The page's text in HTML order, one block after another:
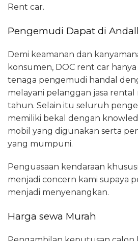
Rent car.
Pengemudi Dapat di
Demi keamanan dan
konsumen, DOC rent car
tenaga pengemudi handal
melayani pelanggan jasa rental
tahun. Selain itu seluruh
memiliki bekal dengan
mobil yang digunakan serta
yang mumpuni.
Penguasaan kendaraan
menjadi concern kami supaya
menjadi menyenangkan.
Harga sewa Murah